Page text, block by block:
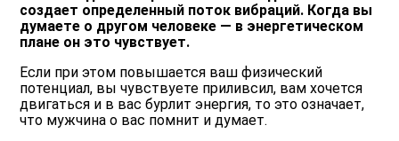
создает определенный поток вибраций. Когда вы
думаете о другом человеке ― в энергетическом
плане он это чувствует.
Если при этом повышается ваш физический
потенциал, вы чувствуете приливсил, вам хочется
двигаться и в вас бурлит энергия, то это означает,
что мужчина о вас помнит и думает.